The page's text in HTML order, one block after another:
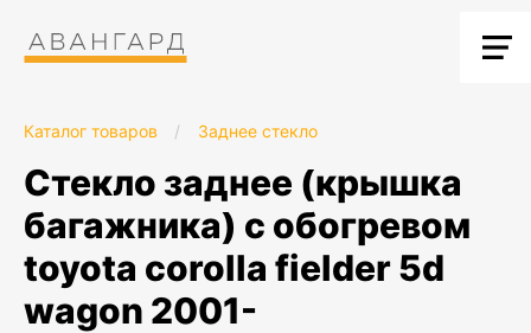
Каталог товаров / Заднее стекло
стекло заднее (крышка
багажника) с обогревом
toyota corolla fielder 5d
wagon 2001-